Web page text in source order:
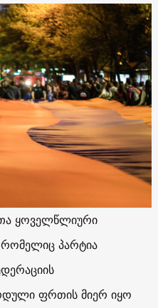
ყოველწლიური
პარტია
ფრთის მიერ იყო